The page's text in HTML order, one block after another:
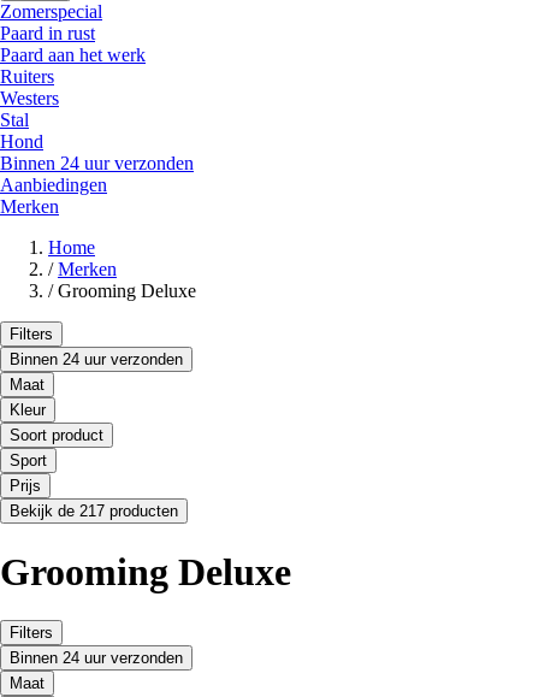
Zomerspecial
Paard in rust
Paard aan het werk
Ruiters
Westers
Stal
Hond
Binnen 24 uur verzonden
Aanbiedingen
Merken
Home
/ Merken
/ Grooming Deluxe
Filters
Binnen 24 uur verzonden
Maat
Kleur
Soort product
Sport
Prijs
Bekijk de 217 producten
Grooming Deluxe
Filters
Binnen 24 uur verzonden
Maat